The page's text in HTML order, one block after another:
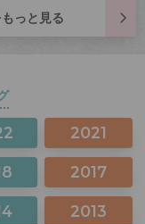
っと見る
2021
2017
2013